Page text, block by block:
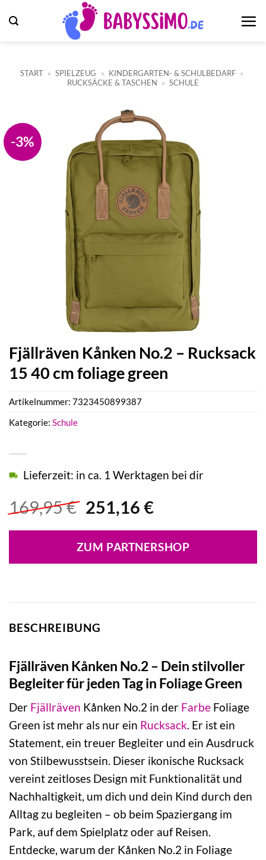
Inhalt
START » SPIELZEUG » KINDERGARTEN- & SCHULBEDARF »
RUCKSÄCKE & TASCHEN » SCHULE
-3%
Fjällräven Kånken No.2 – Rucksack
15 40 cm foliage green
169,95€ Ursprünglicher
war:
169,95 €
251,16 €Aktueller
ist:
251,16 €.
Lieferzeit: in ca. 1 Werktagen bei dir
ZUM PARTNERSHOP
Artikelnummer: 7323450899387
Kategorie: Schule
BESCHREIBUNG
Fjällräven Kånken No.2 – Dein stilvoller
Begleiter für jeden Tag in Foliage Green
Der Fjällräven Kånken No.2 in der Farbe Foliage
Green ist mehr als nur ein Rucksack. Er ist ein
Statement, ein treuer Begleiter und ein Ausdruck
von Stilbewusstsein. Dieser ikonische Rucksack
vereint zeitloses Design mit Funktionalität und
Nachhaltigkeit, um dich und dein Kind durch den
Alltag zu begleiten – ob beim Spaziergang im
Park, auf dem Spielplatz oder auf Reisen.
Entdecke, warum der Kånken No.2 in Foliage